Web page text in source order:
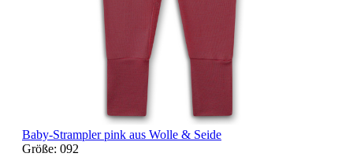
Baby-Strampler pink aus Wolle & Seide
Größe: 092